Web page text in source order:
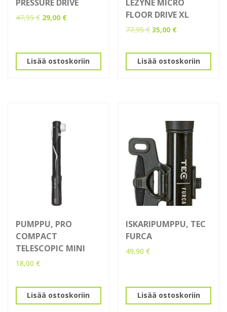
PRESSURE DRIVE
47,95€ Alkuperäinen
29,00 €Nykyinen
Lisää ostoskoriin
LEZYNE MICRO
FLOOR DRIVE XL
77,95€Alkuperäinen
77,95 €.
35,00 €Nykyinen
35,00 €.
Lisää ostoskoriin
PUMPPU, PRO
COMPACT
TELESCOPIC MINI
18,00 €
Lisää ostoskoriin
ISKARIPUMPPU, TEC
FURCA
49,90€
Lisää ostoskoriin